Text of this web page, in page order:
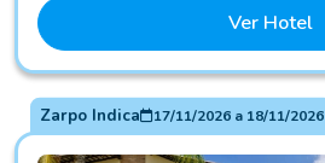
Ver Hotel
Zarpo Indica 17/11/2026a 18/11/2026